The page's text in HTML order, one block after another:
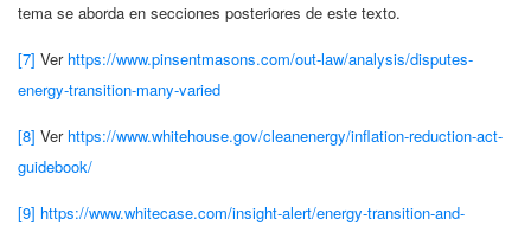
tema se aborda en secciones posteriores de este texto.
[7] Ver https://www.pinsentmasons.com/out-law/analysis/disputes-
energy-transition-many-varied
[8] Ver https://www.whitehouse.gov/cleanenergy/inflation-reduction-act-
guidebook/
[9] https://www.whitecase.com/insight-alert/energy-transition-and-